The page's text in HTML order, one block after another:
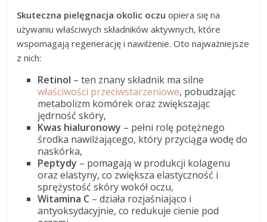
Skuteczna pielęgnacja okolic oczu opiera się na
używaniu właściwych składników aktywnych, które
wspomagają regenerację i nawilżenie. Oto najważniejsze
z nich:
Retinol – ten znany składnik ma silne
właściwości przeciwstarzeniowe, pobudzając
metabolizm komórek oraz zwiększając
jędrność skóry,
Kwas hialuronowy – pełni rolę potężnego
środka nawilżającego, który przyciąga wodę do
naskórka,
Peptydy – pomagają w produkcji kolagenu
oraz elastyny, co zwiększa elastyczność i
sprężystość skóry wokół oczu,
Witamina C – działa rozjaśniająco i
antyoksydacyjnie, co redukuje cienie pod